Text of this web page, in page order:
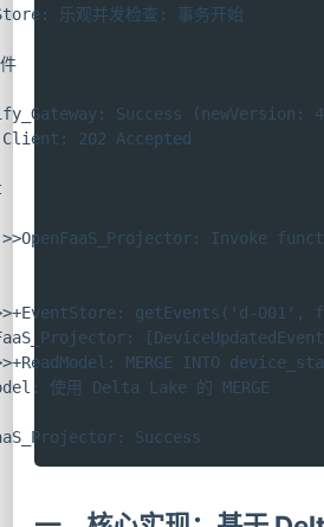
乐观并发检查: 事务开始
Success (newVersion:
202 Accepted
Invoke
getEvents('d-001',
MERGE INTO
使用 Delta Lake 的 MERGE
Success